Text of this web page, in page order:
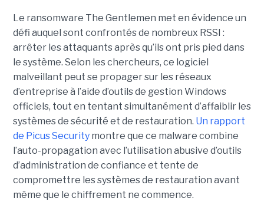
Le ransomware The Gentlemen met en évidence un
défi auquel sont confrontés de nombreux RSSI :
arrêter les attaquants après qu’ils ont pris pied dans
le système. Selon les chercheurs, ce logiciel
malveillant peut se propager sur les réseaux
d’entreprise à l’aide d’outils de gestion Windows
officiels, tout en tentant simultanément d’affaiblir les
systèmes de sécurité et de restauration. Un rapport
de Picus Securitymontre que ce malware combine
l’auto-propagation avec l’utilisation abusive d’outils
d’administration de confiance et tente de
compromettre les systèmes de restauration avant
même que le chiffrement ne commence.